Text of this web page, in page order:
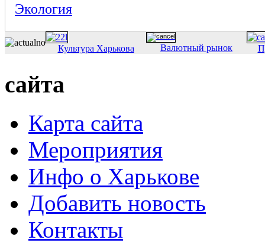
Экология
Культура Харькова Валютный рынок
сайта
Карта сайта
Мероприятия
Инфо о Харькове
Добавить новость
Контакты